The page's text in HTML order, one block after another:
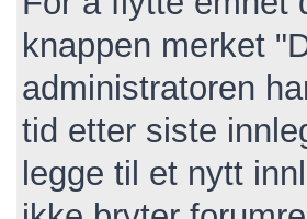
knappen merket
administratoren
tid etter siste
legge til et nytt